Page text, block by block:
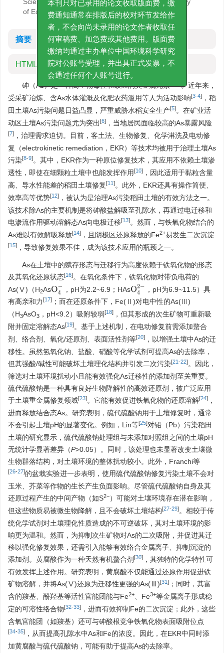
of Education
摘要
HTML全文
砷（As）是一种高生物毒性和致癌的类金属元素
。近年来，
受采矿冶炼、含As水体灌溉及化肥农药滥用等人为活动影响[3-4] ，稻
田土壤As污染问题日益凸显，严重威胁水稻安全生产[5]。在矿业活
动区土壤As污染问题尤为突出[6] ，当地居民面临较高的As暴露风险
[7] ，治理需求迫切。目前，客土法、生物修复、化学淋洗及电动修
复（electrokinetic remediation，EKR）等技术均被用于治理土壤As
污染[8-9]。其中，EKR作为一种原位修复技术，其应用不依赖土壤渗
透性，即使在细颗粒土壤中也能发挥作用[10] ，因此适用于黏粒含量
高、导水性能差的稻田土壤修复[11]。此外，EKR还具有操作简便、
效率高等优势[12] ，被认为是治理As污染稻田土壤的有效方法之一。
该技术除As的主要机制是将砷酸盐解吸至孔隙水，再通过电迁移和
电渗流作用驱动溶解态As向电极迁移[13]。然而，与铁氧化物结合的
As难以有效解吸释放[14] ，且阴极区还原释放的Fe2+易发生二次沉淀
[15] ，导致修复效果不佳，成为该技术应用的瓶颈之一。
As在土壤中的赋存形态与迁移行为高度依赖于铁氧化物的形态
及其氧化还原状态[16]。在氧化条件下，铁氧化物对带负电荷的
As(Ⅴ)（H2AsO4− ，pH为2.2~6.9；HAsO42− ，pH为6.9~11.5）具
有高亲和力[17] ；而在还原条件下，Fe(Ⅱ)对电中性的As(Ⅲ)
（H3AsO3 ，pH<9.2）吸附较弱[18] ，但其形成的次生矿物可重新吸
附并固定溶解态As[19]。基于上述机制，在电动修复前需添加螯合
剂、络合剂、氧化/还原剂、表面活性剂等[20] ，以增强土壤中As的迁
移性。虽然氢氧化钠、盐酸、硝酸等化学试剂可提高As的去除率，
但其强酸/碱性可能破坏土壤理化结构并引发二次污染[21-22]。因此，
筛选对土壤环境扰动小且能有效强化As迁移性的添加剂至关重要。
硫代硫酸钠是一种具有良好生物降解性的高效还原剂，被广泛应用
于土壤重金属修复领域[23]。它能有效促进铁氧化物的还原溶解[24] ，
进而释放结合态As。研究表明，硫代硫酸钠用于土壤修复时，通常
不会引起土壤pH的显著变化。例如，Lin等[25]对铅（Pb）污染稻田
土壤的研究显示，硫代硫酸钠处理组与未添加对照组之间的土壤pH
无统计学显著差异（P>0.05）。同时，该处理也未显著改变土壤微
生物群落结构，对土壤环境的整体扰动较小。此外，Franchi等
[26-27]的盆栽实验进一步表明，使用硫代硫酸钠修复污染土壤不会对
玉米、芥菜等作物的生长产生负面影响。尽管硫代硫酸钠自身及其
还原过程产生的中间产物（如S2−）可能对土壤环境存在潜在影响，
但这些物质易被微生物降解，且不会破坏土壤结构[27-29]。相较于传
统化学试剂对土壤理化性质造成的不可逆破坏，其对土壤环境的影
响更为温和。然而，为抑制次生矿物对As的二次吸附，并促进其迁
移以强化修复效果，还需引入能够有效络合金属离子、抑制沉淀的
添加剂。黄腐酸作为一种天然有机螯合剂 [30] ，其独特的化学特性可
有效发挥上述作用。研究表明，黄腐酸不仅能通过还原作用促进铁
矿物溶解，并将As(Ⅴ)还原为迁移性更强的As(Ⅲ)[31] ；同时，其富
含的羧基、酚羟基等活性官能团能与Fe2+ 、Fe3+等金属离子形成稳
定的可溶性络合物[32-33] ，进而有效抑制Fe的二次沉淀；此外，这些
含氧官能团（如羧基）还可与砷酸根竞争铁氧化物表面吸附位点
[34-35] ，从而提高孔隙水中As和Fe的浓度。因此，在EKR中同时添
加黄腐酸与硫代硫酸钠，可能有助于提高As的去除率。
本刊只对已录用的论文收取版面费，缴
费通知通常在排版后的校对环节发给作
者，不会向尚未录用的论文作者收取任
何审稿费、加急费或其他费用。版面费
缴纳均通过主办单位中国环境科学研究
院对公账号受理，并出具正式发票，不